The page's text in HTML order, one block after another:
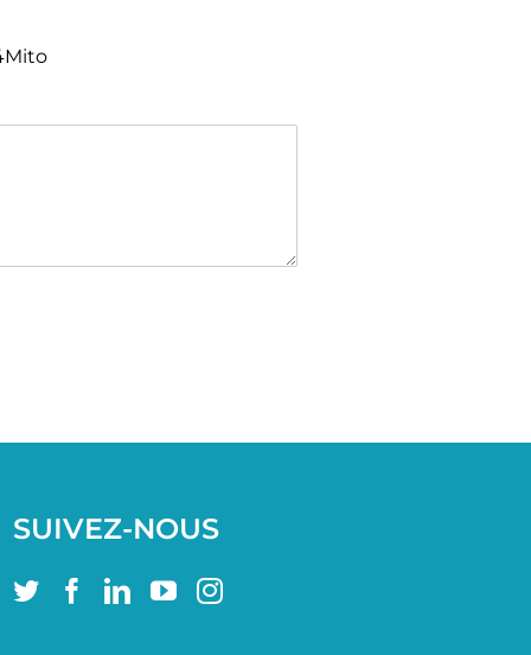
SUIVEZ-NOUS